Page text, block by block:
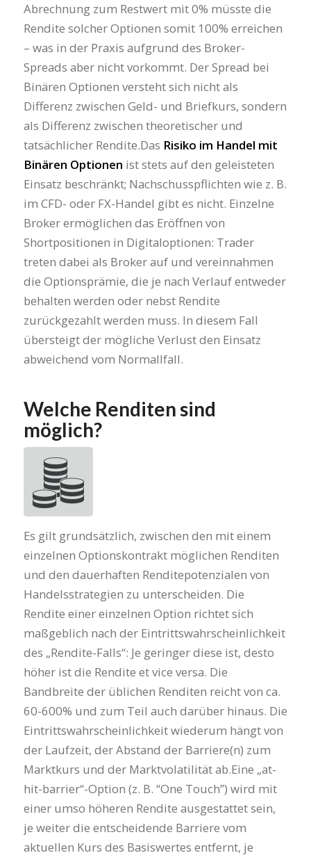
Abrechnung zum Restwert mit 0% müsste die
Rendite solcher Optionen somit 100% erreichen
– was in der Praxis aufgrund des Broker-
Spreads aber nicht vorkommt. Der Spread bei
Binären Optionen versteht sich nicht als
Differenz zwischen Geld- und Briefkurs, sondern
als Differenz zwischen theoretischer und
tatsächlicher Rendite.Das Risiko im Handel mit
Binären Optionen ist stets auf den geleisteten
Einsatz beschränkt; Nachschusspflichten wie z. B.
im CFD- oder FX-Handel gibt es nicht. Einzelne
Broker ermöglichen das Eröffnen von
Shortpositionen in Digitaloptionen: Trader
treten dabei als Broker auf und vereinnahmen
die Optionsprämie, die je nach Verlauf entweder
behalten werden oder nebst Rendite
zurückgezahlt werden muss. In diesem Fall
übersteigt der mögliche Verlust den Einsatz
abweichend vom Normallfall.
Welche Renditen sind
möglich?
Es gilt grundsätzlich, zwischen den mit einem
einzelnen Optionskontrakt möglichen Renditen
und den dauerhaften Renditepotenzialen von
Handelsstrategien zu unterscheiden. Die
Rendite einer einzelnen Option richtet sich
maßgeblich nach der Eintrittswahrscheinlichkeit
des „Rendite-Falls“: Je geringer diese ist, desto
höher ist die Rendite et vice versa. Die
Bandbreite der üblichen Renditen reicht von ca.
60-600% und zum Teil auch darüber hinaus. Die
Eintrittswahrscheinlichkeit wiederum hängt von
der Laufzeit, der Abstand der Barriere(n) zum
Marktkurs und der Marktvolatilität ab.Eine „at-
hit-barrier“-Option (z. B. “One Touch”) wird mit
einer umso höheren Rendite ausgestattet sein,
je weiter die entscheidende Barriere vom
aktuellen Kurs des Basiswertes entfernt, je